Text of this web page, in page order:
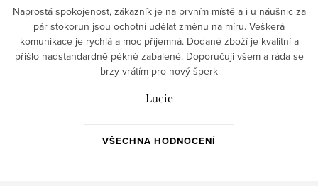
VŠECHNA HODNOCENÍ
Naprostá spokojenost, zákazník je na prvním místě a i u náušnic za
pár stokorun jsou ochotní udělat změnu na míru. Veškerá
komunikace je rychlá a moc příjemná. Dodané zboží je kvalitní a
přišlo nadstandardně pěkně zabalené. Doporučuji všem a ráda se
brzy vrátím pro nový šperk
Lucie